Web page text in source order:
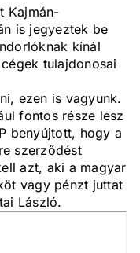
Kajmán-
is jegyeztek be
kínál
tulajdonosai
ezen is vagyunk.
fontos része lesz
benyújtott, hogy a
szerződést
azt, aki a magyar
vagy pénzt juttat
László.